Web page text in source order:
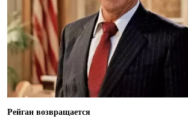
Рейган возвращается